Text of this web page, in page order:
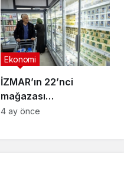
üretimine başladı
İZMAR’ın 22’nci
mağazası
Osmangazi’de açıldı
Ekonomi
4 ay önce